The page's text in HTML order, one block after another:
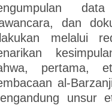
dan
melalui
pertama,
al-
unsur